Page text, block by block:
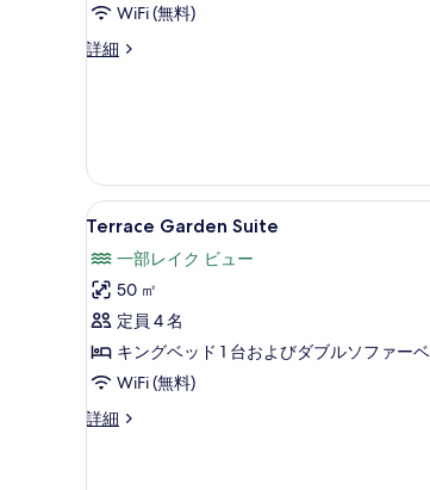
べ
て
を
表
示
す
る
WiFi (無料)
詳細
Lake
細
Terrace
Garden
Suite
の
す
べ
て
の
Terrace
5
Terrace Garden Suite
一部レイク ビュー
50 ㎡
定員 4 名
キングベッド 1 台およびダブルソファー
WiFi (無料)
詳細
Terrace